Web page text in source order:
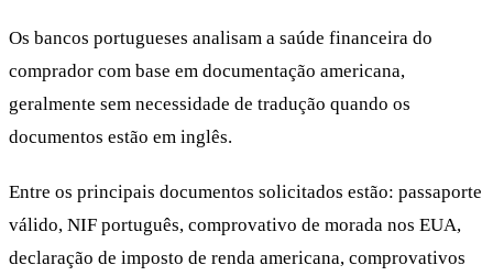
Os bancos portugueses analisam a saúde financeira do
comprador com base em documentação americana,
geralmente sem necessidade de tradução quando os
documentos estão em inglês.
Entre os principais documentos solicitados estão: passaporte
válido, NIF português, comprovativo de morada nos EUA,
declaração de imposto de renda americana, comprovativos